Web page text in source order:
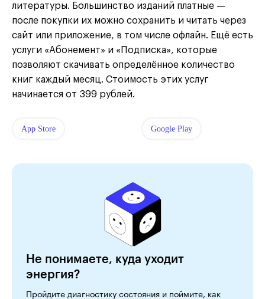
литературы. Большинство изданий платные —
после покупки их можно сохранить и читать через
сайт или приложение, в том числе офлайн. Ещё есть
услуги «Абонемент» и «Подписка», которые
позволяют скачивать определённое количество
книг каждый месяц. Стоимость этих услуг
начинается от 399 рублей.
App Store Google Play
Не понимаете, куда уходит
энергия?
Пройдите диагностику состояния и поймите, как